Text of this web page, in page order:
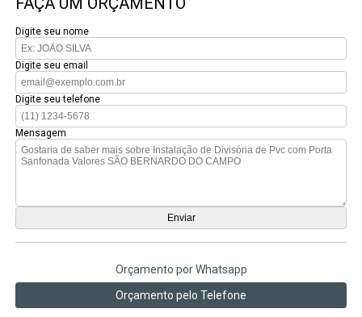
Digite seu nome
Digite seu email
Digite seu telefone
Mensagem
Orçamento por Whatsapp
Orçamento pelo Telefone